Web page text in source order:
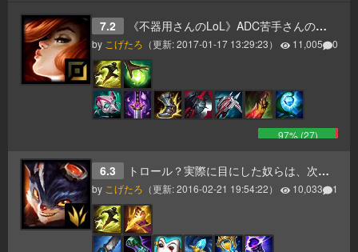
7.2 《不器用さんのLoL》ADC苦手さんのためのADC
by こげたろ （更新:2017-01-17 13:29:23） 11,005 0
97% (27)
6.3 トロール？実際に目にした奴らは、次の試合でピックしてるさ･･･ランブルを
by こげたろ （更新:2016-02-21 19:54:22） 10,033 1